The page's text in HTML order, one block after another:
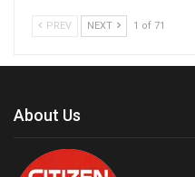
PREV NEXT 1 of 71
About Us